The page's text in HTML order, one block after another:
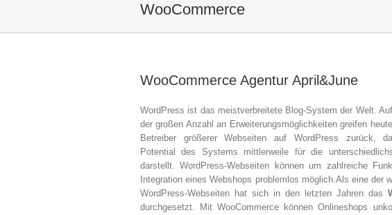
WooCommerce
WooCommerce Agentur April&June
WordPress ist das meistverbreitete Blog-System der Welt.
der großen Anzahl an Erweiterungsmöglichkeiten greifen
Betreiber größerer Webseiten auf WordPress zurück,
Potential des Systems mittlerweile für die
darstellt. WordPress-Webseiten können um zahlreiche
Integration eines Webshops problemlos möglich.Als eine der
WordPress-Webseiten hat sich in den letzten Jahren das
durchgesetzt. Mit WooCommerce können Onlineshops